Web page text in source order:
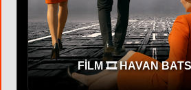
CAST 🎬 OYUNCU